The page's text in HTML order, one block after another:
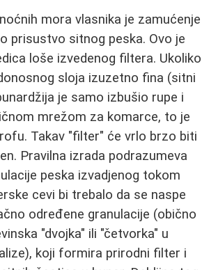
mora vlasnika je zamućenje
prisustvo sitnog peska. Ovo je
loše izvedenog filtera. Ukoliko
sloja izuzetno fina (sitni
je samo izbušio rupe i
mrežom za komarce, to je
Takav "filter" će vrlo brzo biti
Pravilna izrada podrazumeva
peska izvadjenog tokom
cevi bi trebalo da se naspe
određene granulacije (obično
"dvojka" ili "četvorka" u
koji formira prirodni filter i